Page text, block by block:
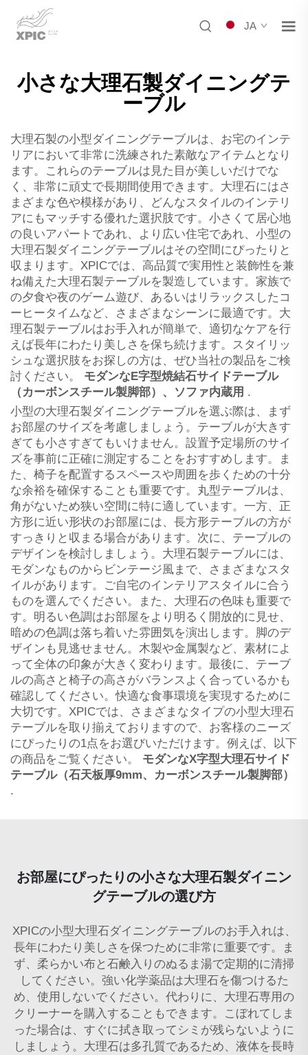
JA
小さな大理石製ダイニングテ
ーブル
大理石製の小型ダイニングテーブルは、お宅のインテ
リアにおいて非常に洗練された素敵なアイテムとなり
ます。これらのテーブルは見た目が美しいだけでな
く、非常に頑丈で長期間使用できます。大理石にはさ
まざまな色や模様があり、どんなスタイルのインテリ
アにもマッチする優れた選択肢です。小さくて居心地
の良いアパートであれ、より広い住宅であれ、小型の
大理石製ダイニングテーブルはその空間にぴったりと
収まります。XPICでは、高品質で実用性と装飾性を兼
ね備えた大理石製テーブルを製造しています。家族で
の夕食や夜のゲーム遊び、あるいはリラックスしたコ
ーヒータイムなど、さまざまなシーンに最適です。大
理石製テーブルはお手入れが簡単で、適切なケアを行
えば長年にわたり美しさを保ち続けます。スタイリッ
シュな選択肢をお探しの方は、ぜひ当社の製品をご検
討ください。 モダンなE字型焼結石サイドテーブル
（カーボンスチール製脚部）、ソファ内蔵用 .
小型の大理石製ダイニングテーブルを選ぶ際は、まず
お部屋のサイズを考慮しましょう。テーブルが大きす
ぎても小さすぎてもいけません。設置予定場所のサイ
ズを事前に正確に測定することをおすすめします。ま
た、椅子を配置するスペースや周囲を歩くための十分
な余裕を確保することも重要です。丸型テーブルは、
角がないため狭い空間に特に適しています。一方、正
方形に近い形状のお部屋には、長方形テーブルの方が
すっきりと収まる場合があります。次に、テーブルの
デザインを検討しましょう。大理石製テーブルには、
モダンなものからビンテージ風まで、さまざまなスタ
イルがあります。ご自宅のインテリアスタイルに合う
ものを選んでください。また、大理石の色味も重要で
す。明るい色調はお部屋をより明るく開放的に見せ、
暗めの色調は落ち着いた雰囲気を演出します。脚のデ
ザインも見逃せません。木製や金属製など、素材によ
って全体の印象が大きく変わります。最後に、テーブ
ルの高さと椅子の高さがバランスよく合っているかも
確認してください。快適な食事環境を実現するために
大切です。XPICでは、さまざまなタイプの小型大理石
テーブルを取り揃えておりますので、お客様のニーズ
にぴったりの1点をお選びいただけます。例えば、以下
の商品をご覧ください。 モダンなX字型大理石サイド
テーブル（石天板厚9mm、カーボンスチール製脚部）
.
お部屋にぴったりの小さな大理石製ダイニン
グテーブルの選び方
XPICの小型大理石ダイニングテーブルのお手入れは、
長年にわたり美しさを保つために非常に重要です。ま
ず、柔らかい布と石鹸入りのぬるま湯で定期的に清掃
してください。強い化学薬品は大理石を傷つけるた
め、使用しないでください。代わりに、大理石専用の
クリーナーを購入することもできます。こぼれてしま
った場合は、すぐに拭き取ってシミが残らないように
しましょう。大理石は多孔質であるため、液体を長時